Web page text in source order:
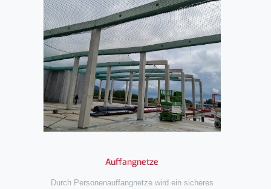
Auffangnetze
Durch Personenauffangnetze wird ein sicheres